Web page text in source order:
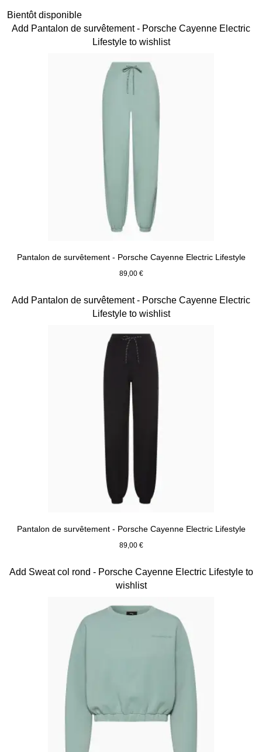
Pantalon de survêtement - Porsche Cayenne Electric Lifestyle
89,00 €
Bientôt disponible
Add Pantalon de survêtement - Porsche Cayenne Electric
Lifestyle to wishlist
Diapositive 8 sur 15
Pantalon de survêtement - Porsche Cayenne Electric Lifestyle
89,00 €
Add Pantalon de survêtement - Porsche Cayenne Electric
Lifestyle to wishlist
Diapositive 9 sur 15
Add Sweat col rond - Porsche Cayenne Electric Lifestyle to
wishlist
Diapositive 10 sur 15